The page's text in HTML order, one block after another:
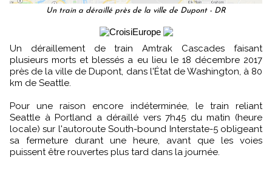
Un train a déraillé près de la ville de Dupont - DR
Un déraillement de train Amtrak Cascades faisant
plusieurs morts et blessés a eu lieu le 18 décembre 2017
près de la ville de Dupont, dans l'État de Washington, à 80
km de Seattle.
Pour une raison encore indéterminée, le train reliant
Seattle à Portland a déraillé vers 7h45 du matin (heure
locale) sur l'autoroute South-bound Interstate-5 obligeant
sa fermeture durant une heure, avant que les voies
puissent être rouvertes plus tard dans la journée.